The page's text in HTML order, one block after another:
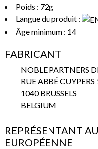
Poids : 72g
Langue du produit :
Âge minimum : 14
FABRICANT
NOBLE PARTNERS
RUE ABBÉ CUYPERS
1040 BRUSSELS
BELGIUM
REPRÉSENTANT
EUROPÉENNE